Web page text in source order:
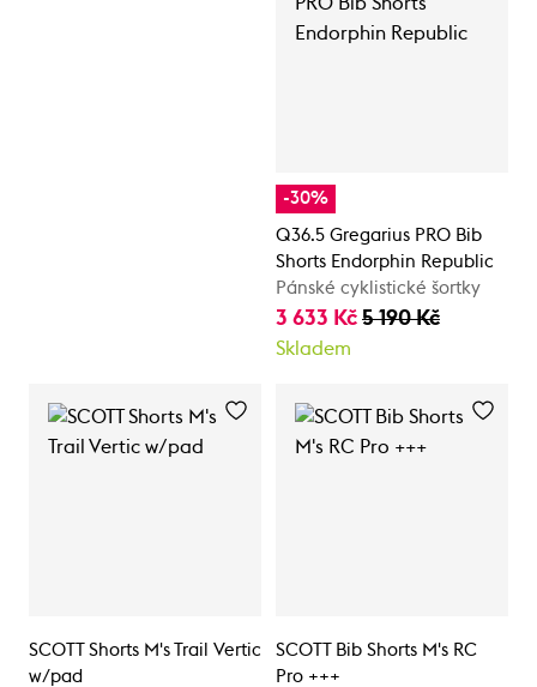
-30%
Q36.5 Gregarius PRO Bib
Shorts Endorphin Republic
Pánské cyklistické šortky
3 633 Kč 5 190 Kč
Skladem
SCOTT Shorts M's Trail Vertic
w/pad
SCOTT Bib Shorts M's RC
Pro +++